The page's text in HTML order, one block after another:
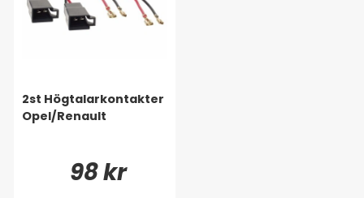
2st Högtalarkontakter
Opel/Renault
98 kr